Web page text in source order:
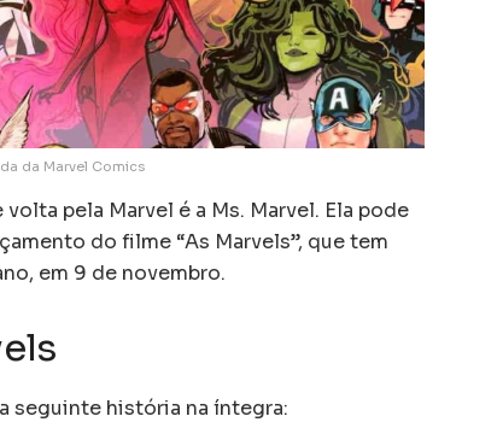
da Marvel Comics
pela Marvel é a Ms. Marvel. Ela pode
do filme “As Marvels”, que tem
em 9 de novembro.
seguinte história na íntegra: